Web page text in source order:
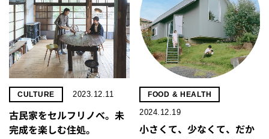
CULTURE 2023.12.11
古民家をセルフリノべ。未
完成を楽しむ住処。
FOOD & HEALTH
2024.12.19
小さくて、少なくて、だか